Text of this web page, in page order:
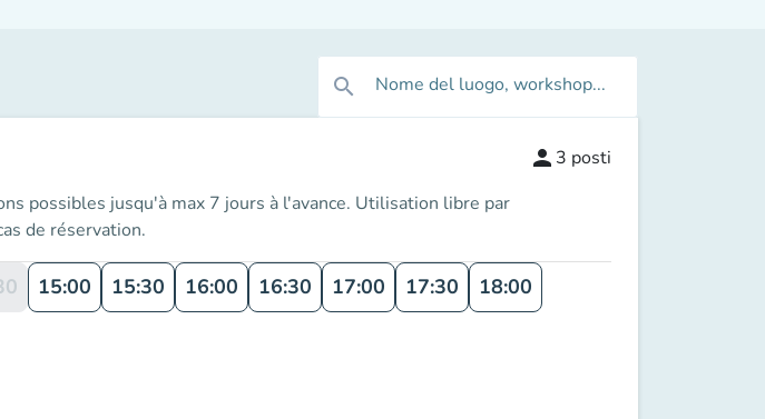
search Nome del luogo, workshop...
possibles jusqu'à max 7 jours à l'avance. Utilisation libre par
de réservation.
person 3 posti
15:00 15:30 16:00 16:30 17:00 17:30
18:00